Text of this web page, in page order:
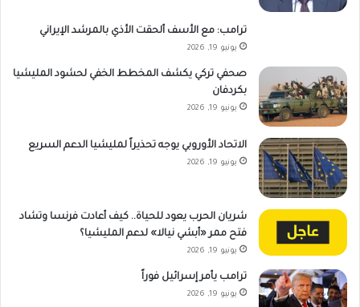
ترامب: مع الأسف ألحقت الأذي بالمرشد الإيراني
يونيو 19, 2026
صحفي تركي يكشف المخطط الخفي لحشود المليشيا
بكردفان
يونيو 19, 2026
الاتحاد الأوروبي يوجه تحذيراً لمليشيا الدعم السريع
يونيو 19, 2026
شريان الحرب يعود للحياة.. كيف أعادت فرنسا وتشاد
فتح ممر «أبشي نيالا» لدعم المليشيا؟
يونيو 19, 2026
ترامب يأمر إسرائيل فوراً
يونيو 19, 2026